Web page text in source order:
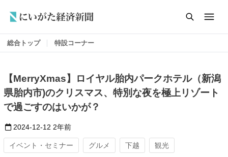
総合トップ 特設コーナー
【MerryXmas】ロイヤル胎内パークホテル（新潟
県胎内市)のクリスマス、特別な夜を極上リゾート
で過ごすのはいかが？
2024-12-12 2年前
イベント・セミナー グルメ 下越 観光